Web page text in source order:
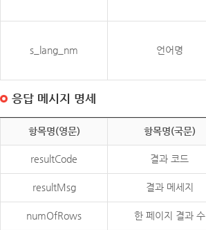
s_lang_nm 언어명
응답 메시지 명세
항목명(영문) 항목명(국문)
resultCode 결과 코드
resultMsg 결과 메세지
numOfRows 한 페이지 결과 수